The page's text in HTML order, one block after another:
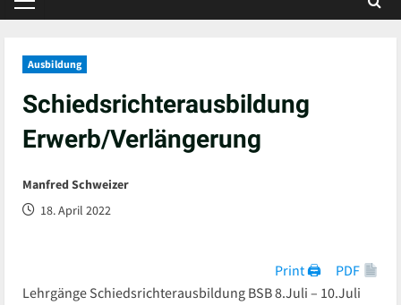
Primary
Ausbildung
Schiedsrichterausbildung
Erwerb/Verlängerung
Manfred Schweizer
18. April 2022
Print 🖨
PDF
Lehrgänge Schiedsrichterausbildung BSB 8.Juli – 10.Juli